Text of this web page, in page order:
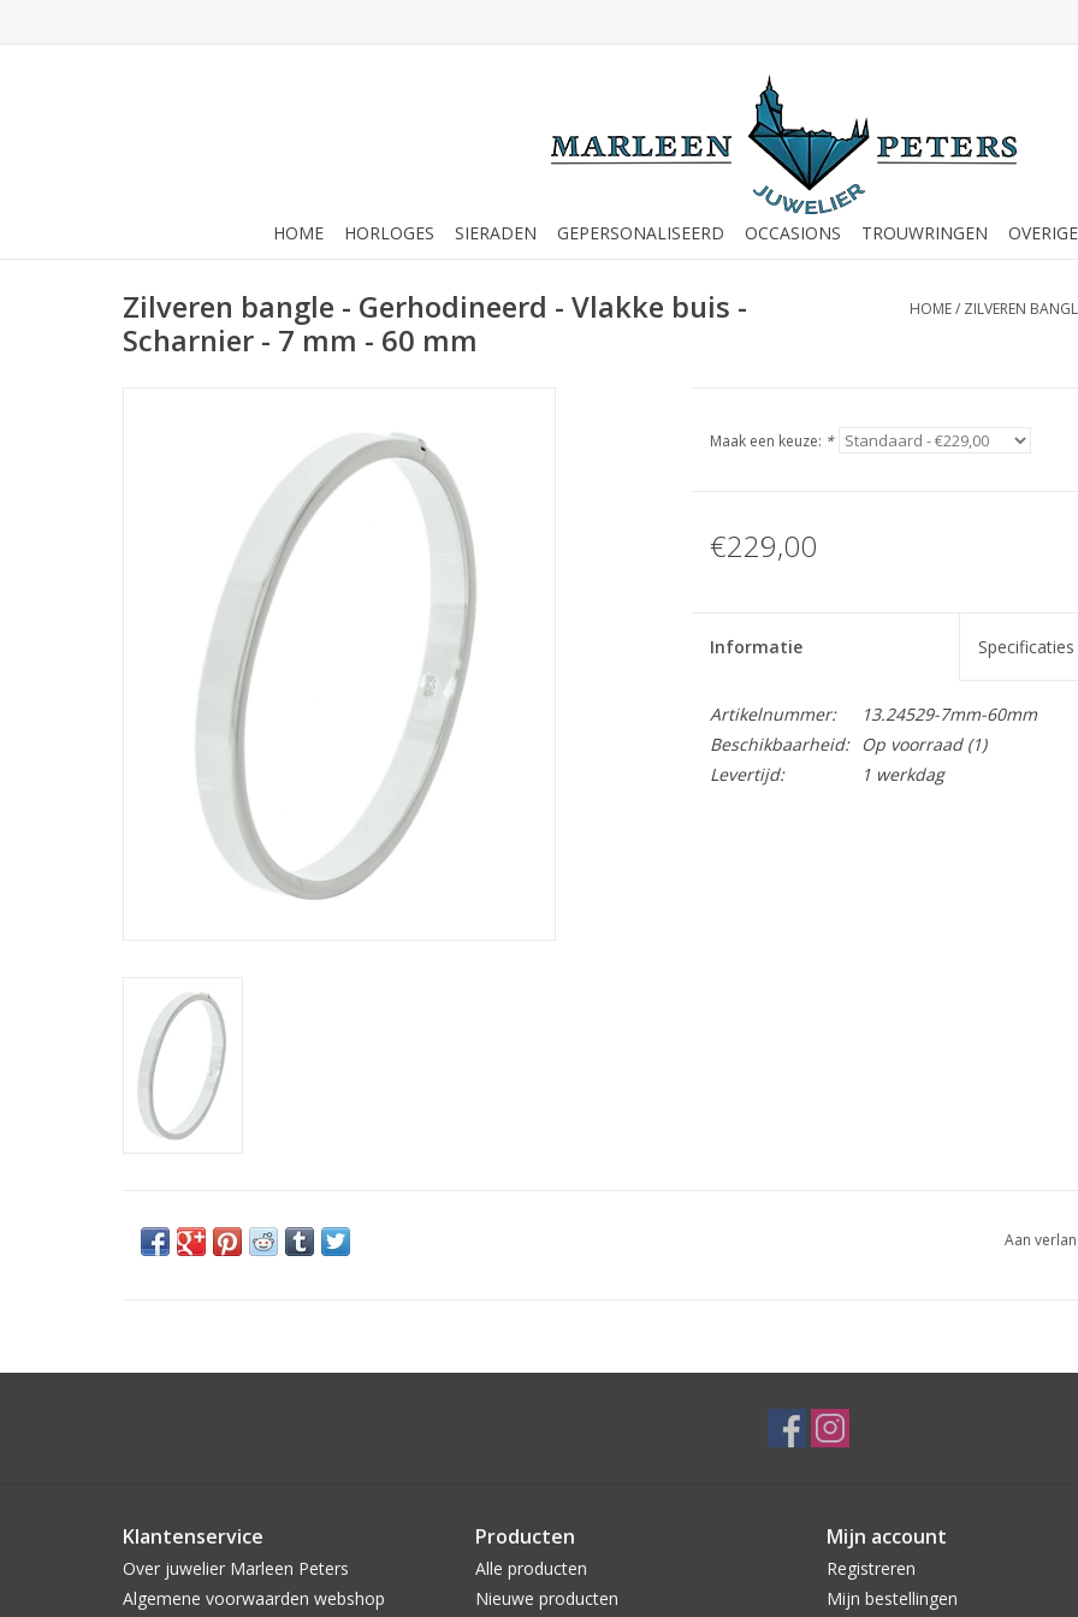
HOME HORLOGES SIERADEN GEPERSONALISEERD OCCASIONS TROUWRINGEN OVERIGE
Zilveren bangle - Gerhodineerd - Vlakke buis -
Scharnier - 7 mm - 60 mm
HOME/ ZILVEREN
Maak een keuze: *
€229,00
Informatie Specificaties
Artikelnummer:
13.24529-7mm-60mm
Beschikbaarheid:
Op voorraad(1)
Levertijd:
1 werkdag
Aan
Klantenservice
Over juwelier Marleen Peters
Algemene voorwaarden webshop
Producten
Alle producten
Nieuwe producten
Mijn account
Registreren
Mijn bestellingen